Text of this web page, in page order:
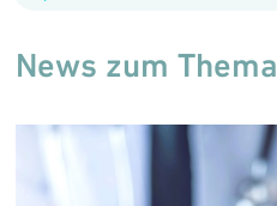
News zum Thema